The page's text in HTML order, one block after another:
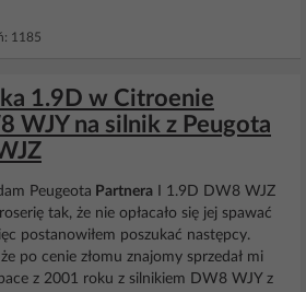
1185
1.9D w Citroenie
WJY na silnik z Peugota
Peugeota Partnera I 1.9D DW8 WJZ
tak, że nie opłacało się jej spawać
postanowiłem poszukać następcy.
po cenie złomu znajomy sprzedał mi
z 2001 roku z silnikiem DW8 WJY z